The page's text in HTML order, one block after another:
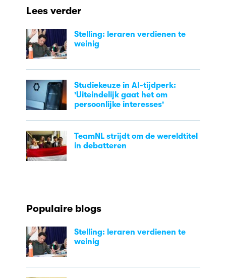
Lees verder
Stelling: leraren verdienen te
weinig
Studiekeuze in AI-tijdperk:
'Uiteindelijk gaat het om
persoonlijke interesses'
TeamNL strijdt om de wereldtitel
in debatteren
Populaire blogs
Stelling: leraren verdienen te
weinig